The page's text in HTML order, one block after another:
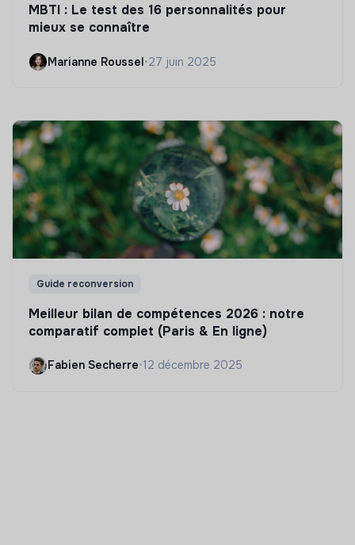
MBTI : Le test des 16 personnalités pour
mieux se connaître
Marianne Roussel•27 juin 2025
Guide reconversion
Meilleur bilan de compétences 2026 : notre
comparatif complet (Paris & En ligne)
Fabien Secherre•12 décembre 2025